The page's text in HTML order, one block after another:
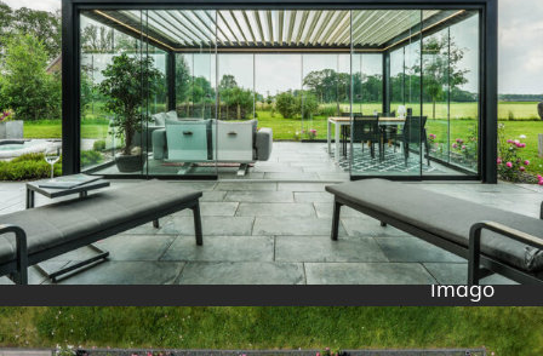
Imago